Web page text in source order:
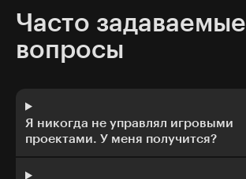
Часто задаваемые
вопросы
Я никогда не управлял игровыми
проектами. У меня получится?